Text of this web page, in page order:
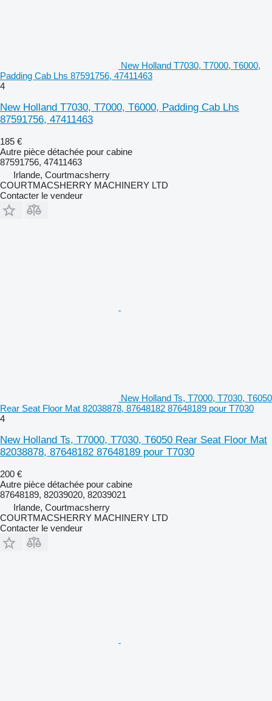
New Holland T7030, T7000, T6000,
Padding Cab Lhs 87591756, 47411463
4
New Holland T7030, T7000, T6000, Padding Cab Lhs
87591756, 47411463
185 €
Autre pièce détachée pour cabine
87591756, 47411463
Irlande, Courtmacsherry
COURTMACSHERRY MACHINERY LTD
Contacter le vendeur
New Holland Ts, T7000, T7030, T6050
Rear Seat Floor Mat 82038878, 87648182 87648189 pour T7030
4
New Holland Ts, T7000, T7030, T6050 Rear Seat Floor Mat
82038878, 87648182 87648189 pour T7030
200 €
Autre pièce détachée pour cabine
87648189, 82039020, 82039021
Irlande, Courtmacsherry
COURTMACSHERRY MACHINERY LTD
Contacter le vendeur